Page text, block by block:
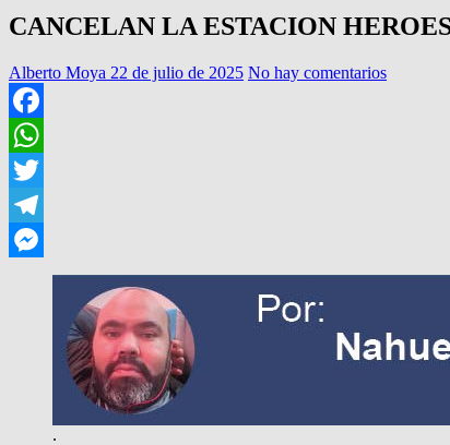
CANCELAN LA ESTACION
Alberto Moya 22 de julio de 2025 No hay comentarios
Facebook
WhatsApp
Twitter
Telegram
Messenger
.